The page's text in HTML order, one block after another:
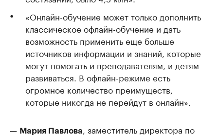
«Онлайн-обучение может только дополнить
классическое офлайн-обучение и дать
возможность применить еще больше
источников информации и знаний, которые
могут помогать и преподавателям, и детям
развиваться. В офлайн-режиме есть
огромное количество преимуществ,
которые никогда не перейдут в онлайн».
— Мария Павлова
, заместитель директора по